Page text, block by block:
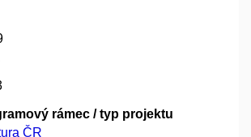
rámec / typ projektu
ČR